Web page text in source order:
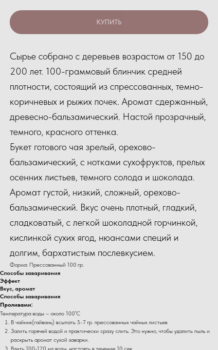
КУПИТЬ
Сырье собрано с деревьев возрастом от 150 до
200 лет. 100-граммовый блинчик средней
плотности, состоящий из спрессованных, темно-
коричневых и рыжих почек. Аромат сдержанный,
древесно-бальзамический. Настой прозрачный,
темного, красного оттенка.
Букет готового чая зрелый, орехово-
бальзамический, с нотками сухофруктов, прелых
осенних листьев, темного солода и шоколада.
Аромат густой, низкий, сложный, орехово-
бальзамический. Вкус очень плотный, гладкий,
сладковатый, с легкой шоколадной горчинкой,
кислинкой сухих ягод, нюансами специй и
долгим, бархатистым послевкусием.
Форма: Прессованный 100 гр.
Способы заваривания
Эффект
Вкус, аромат
Способы заваривания
Проливами:
Температура воды – около 100˚С
В чайник(гайвань) всыпать 5-7 гр. прессованных чайных листьев
Залить горячей водой и практически сразу слить. Это нужно, чтобы удалить пыль и
раскрыть аромат сухой заварки.
Влить 100-120 мл воды, настоять в течение 10 сек.